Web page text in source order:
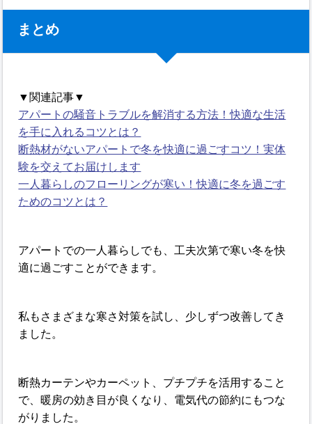
まとめ
▼関連記事▼
アパートの騒音トラブルを解消する方法！快適な生活
を手に入れるコツとは？
断熱材がないアパートで冬を快適に過ごすコツ！実体
験を交えてお届けします
一人暮らしのフローリングが寒い！快適に冬を過ごす
ためのコツとは？
アパートでの一人暮らしでも、工夫次第で寒い冬を快
適に過ごすことができます。
私もさまざまな寒さ対策を試し、少しずつ改善してき
ました。
断熱カーテンやカーペット、プチプチを活用すること
で、暖房の効き目が良くなり、電気代の節約にもつな
がりました。